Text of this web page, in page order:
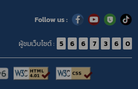
Follow us :
ผู้ชมเว็บไซต์ : 5 6 6 7 3 6 0